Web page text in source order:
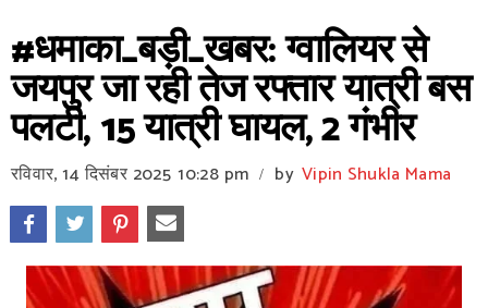
#धमाका_बड़ी_खबर: ग्वालियर से
जयपुर जा रही तेज रफ्तार यात्री बस
पलटी, 15 यात्री घायल, 2 गंभीर
रविवार, 14 दिसंबर 2025 10:28 pm / by Vipin Shukla Mama